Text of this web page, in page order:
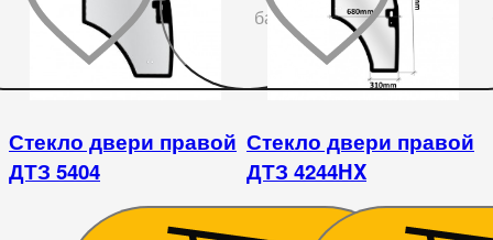
бажаного
Стекло двери правой
ДТЗ 5404
Стекло двери правой
ДТЗ 4244HX